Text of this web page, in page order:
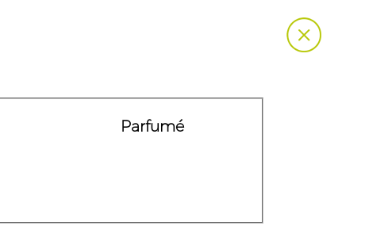
Parfumé